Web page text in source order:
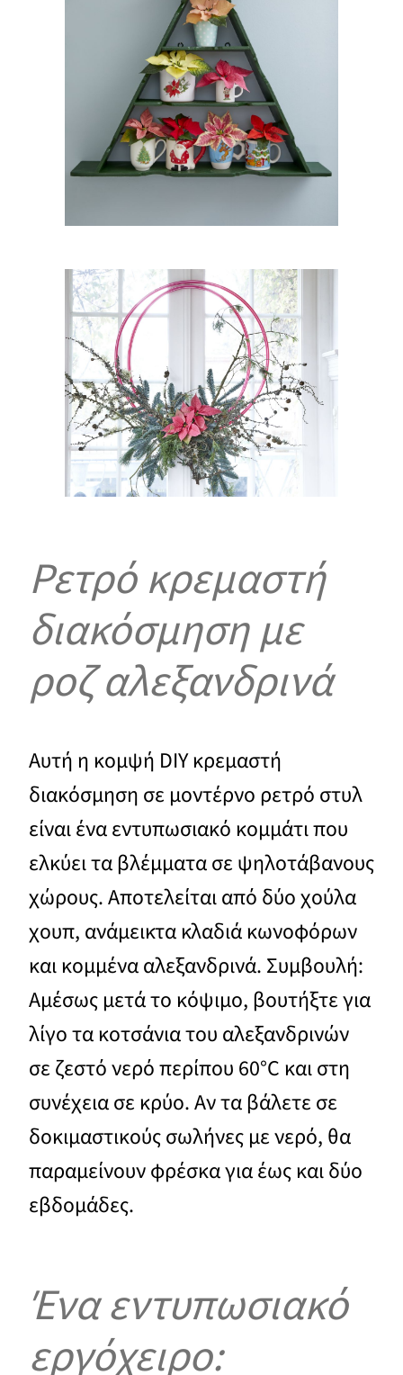
Ρετρό κρεμαστή
διακόσμηση με
ροζ αλεξανδρινά
Αυτή η κομψή DIY κρεμαστή
διακόσμηση σε μοντέρνο ρετρό στυλ
είναι ένα εντυπωσιακό κομμάτι που
ελκύει τα βλέμματα σε ψηλοτάβανους
χώρους. Αποτελείται από δύο χούλα
χουπ, ανάμεικτα κλαδιά κωνοφόρων
και κομμένα αλεξανδρινά. Συμβουλή:
Αμέσως μετά το κόψιμο, βουτήξτε για
λίγο τα κοτσάνια του αλεξανδρινών
σε ζεστό νερό περίπου 60°C και στη
συνέχεια σε κρύο. Αν τα βάλετε σε
δοκιμαστικούς σωλήνες με νερό, θα
παραμείνουν φρέσκα για έως και δύο
εβδομάδες.
Ένα εντυπωσιακό
εργόχειρο: